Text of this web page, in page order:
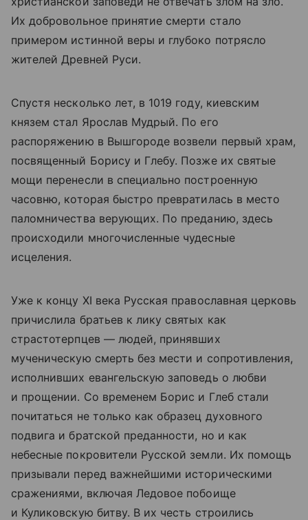
Их добровольное принятие смерти стало
примером истинной веры и глубоко потрясло
жителей Древней Руси.
Спустя несколько лет, в 1019 году, киевским
князем стал Ярослав Мудрый. По его
распоряжению в Вышгороде возвели первый храм,
посвященный Борису и Глебу. Позже их святые
мощи перенесли в специально построенную
часовню, которая быстро превратилась в место
паломничества верующих. По преданию, здесь
происходили многочисленные чудесные
исцеления.
Уже к концу XI века Русская православная церковь
причислила братьев к лику святых как
страстотерпцев — людей, принявших
мученическую смерть без мести и сопротивления,
исполнивших евангельскую заповедь о любви
и прощении. Со временем Борис и Глеб стали
почитаться не только как образец духовного
подвига и братской преданности, но и как
небесные покровители Русской земли. Их помощь
призывали перед важнейшими историческими
сражениями, включая Ледовое побоище
и Куликовскую битву. В их честь строились